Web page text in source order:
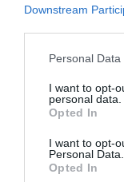
Downstream
Personal
I want to opt-
personal data.
Opted In
I want to opt-
Personal Data.
Opted In
Destacados